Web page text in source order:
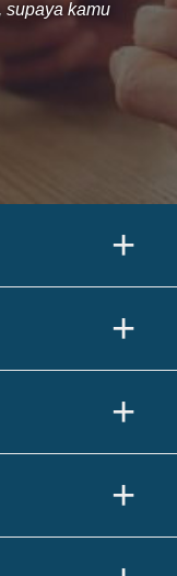
supaya kamu